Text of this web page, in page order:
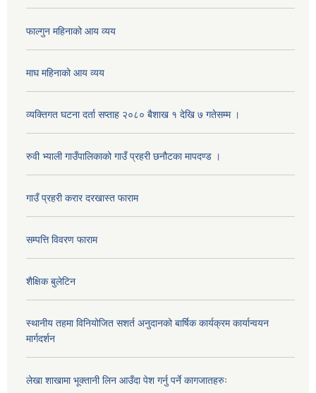
फाल्गुन महिनाको आय व्यय
माघ महिनाको आय व्यय
व्यक्तिगत घटना दर्ता सप्ताह २०८० बैशाख १ देखि ७ गतेसम्म ।
रुवी भ्याली गाउँपालिकाको गाउँ प्रहरी छनौटका मापदण्ड ।
गाउँ प्रहरी करार दरखास्त फाराम
सम्पत्ति विवरण फाराम
शैक्षिक बुलेटिन
स्थानीय तहमा विनियोजित सशर्त अनुदानको बार्षिक कार्यक्रम कार्यान्वयन
मार्गदर्शन
लेखा शाखामा भूक्तानी लिन आउँदा पेश गर्नु पर्ने कागजातहरुः